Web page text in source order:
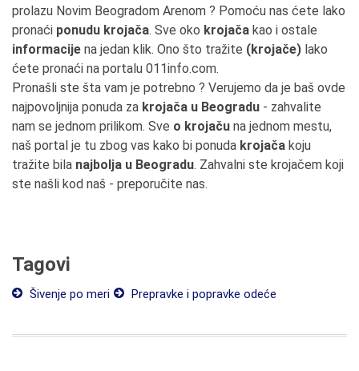
prolazu Novim Beogradom Arenom ? Pomoću nas ćete lako
pronaći ponudu krojača. Sve oko krojača kao i ostale
informacije na jedan klik. Ono što tražite (krojače) lako
ćete pronaći na portalu 011info.com.
Pronašli ste šta vam je potrebno ? Verujemo da je baš ovde
najpovoljnija ponuda za krojača u Beogradu - zahvalite
nam se jednom prilikom. Sve o krojaču na jednom mestu,
naš portal je tu zbog vas kako bi ponuda krojača koju
tražite bila najbolja u Beogradu. Zahvalni ste krojačem koji
ste našli kod naš - preporučite nas.
Tagovi
Šivenje po meri Prepravke i popravke odeće